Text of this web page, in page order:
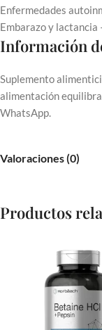
Enfermedades
Embarazo y
Información
Suplemento
alimentación
WhatsApp.
Valoraciones (0)
Productos